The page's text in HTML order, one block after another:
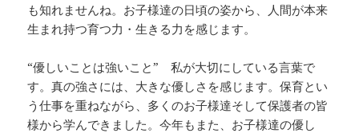
も知れませんね。お子様達の日頃の姿から、人間が本来
生まれ持つ育つ力・生きる力を感じます。
“優しいことは強いこと” 私が大切にしている言葉で
す。真の強さには、大きな優しさを感じます。保育とい
う仕事を重ねながら、多くのお子様達そして保護者の皆
様から学んできました。今年もまた、お子様達の優し